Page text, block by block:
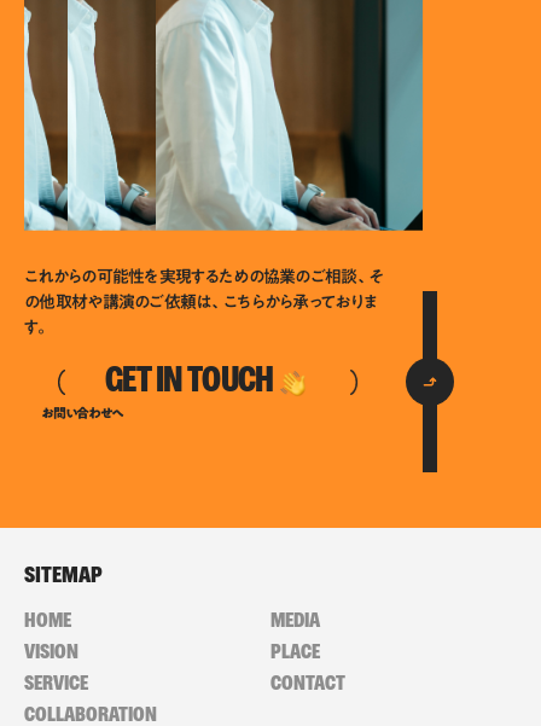
これからの可能性を実現するための協業のご相談、そ
の他取材や講演のご依頼は、こちらから承っておりま
す。
GET IN TOUCH
お問い合わせへ
SITEMAP
HOME
VISION
SERVICE
COLLABORATION
MEDIA
PLACE
CONTACT